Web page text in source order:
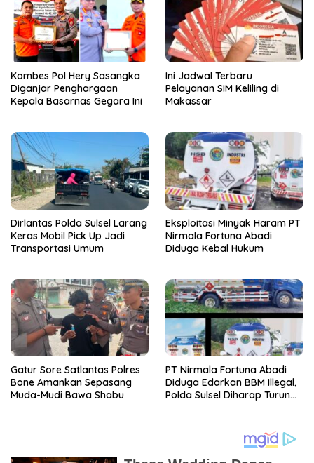
Kombes Pol Hery Sasangka
Diganjar Penghargaan
Kepala Basarnas Gegara Ini
Ini Jadwal Terbaru
Pelayanan SIM Keliling di
Makassar
Dirlantas Polda Sulsel Larang
Keras Mobil Pick Up Jadi
Transportasi Umum
Eksploitasi Minyak Haram PT
Nirmala Fortuna Abadi
Diduga Kebal Hukum
Gatur Sore Satlantas Polres
Bone Amankan Sepasang
Muda-Mudi Bawa Shabu
PT Nirmala Fortuna Abadi
Diduga Edarkan BBM Illegal,
Polda Sulsel Diharap Turun